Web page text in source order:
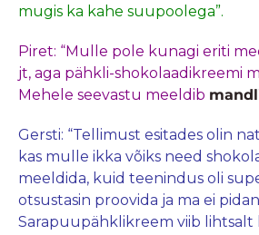
mugis ka kahe suupoolega”.
Piret: “Mulle pole kunagi eriti
jt, aga pähkli-shokolaadikreemi
Mehele seevastu meeldib
Gersti: “Tellimust esitades olin
kas mulle ikka võiks need
meeldida, kuid teenindus oli
otsustasin proovida ja ma ei
Sarapuupähklikreem viib lihtsalt